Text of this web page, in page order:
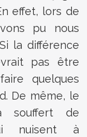
effet, lors de
pu nous
la différence
pas être
quelques
De même, le
souffert de
nuisent à